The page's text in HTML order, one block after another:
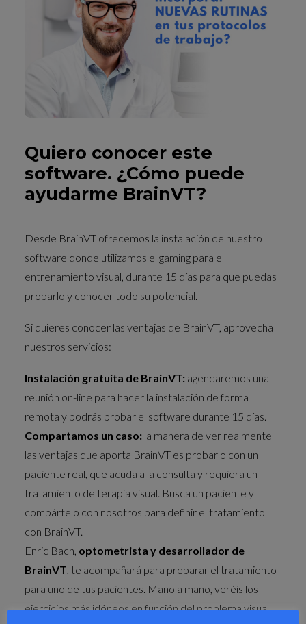
Quiero conocer este
software. ¿Cómo puede
ayudarme BrainVT?
Desde BrainVT ofrecemos la instalación de nuestro
software donde utilizamos el gaming para el
entrenamiento visual, durante 15 días para que puedas
probarlo y conocer todo su potencial.
Si quieres conocer las ventajas de BrainVT, aprovecha
nuestros servicios:
Instalación gratuita de BrainVT: agendaremos una
reunión on-line para hacer la instalación de forma
remota y podrás probar el software durante 15 días.
Compartamos un caso: la manera de ver realmente
las ventajas que aporta BrainVT es probarlo con un
paciente real, que acuda a la consulta y requiera un
tratamiento de terapia visual. Busca un paciente y
compártelo con nosotros para definir el tratamiento
con BrainVT.
Enric Bach, optometrista y desarrollador de
BrainVT, te acompañará para preparar el tratamiento
para uno de tus pacientes. Mano a mano, veréis los
ejercicios más idóneos en función del problema visual